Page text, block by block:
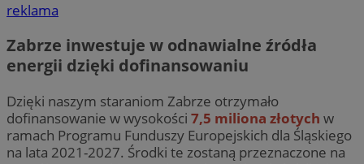
reklama
Zabrze inwestuje w odnawialne źródła
energii dzięki dofinansowaniu
Dzięki naszym staraniom Zabrze otrzymało
dofinansowanie w wysokości 7,5 miliona złotych w
ramach Programu Funduszy Europejskich dla Śląskiego
na lata 2021-2027. Środki te zostaną przeznaczone na